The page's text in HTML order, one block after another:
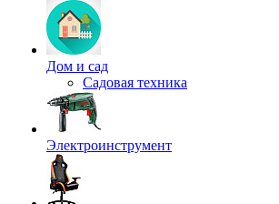
Дом и сад
Садовая техника
Электроинструмент